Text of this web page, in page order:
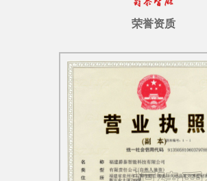
荣誉资质